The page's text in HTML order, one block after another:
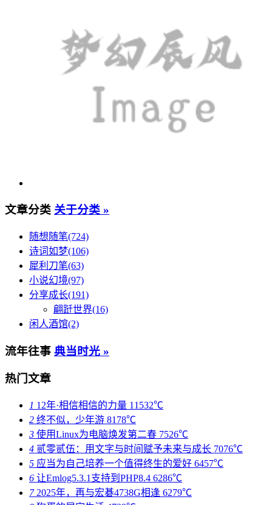
文章分类 关于分类 »
随想随笔(724)
诗词如梦(106)
犀利刀笔(63)
小说幻境(97)
分享成长(191)
翩跹世界(16)
闲人酒馆(2)
流年往事 典当时光 »
热门文章
1 12年·相信相信的力量 11532℃
2 终不似，少年游 8178℃
3 使用Linux为电脑焕发第二春 7526℃
4 贰零贰伍：用文字与时间赋予未来与成长 7076℃
5 应当为自己培养一个值得终生的爱好 6457℃
6 让Emlog5.3.1支持到PHP8.4 6286℃
72025年，再与宏碁4738G相逢 6279℃